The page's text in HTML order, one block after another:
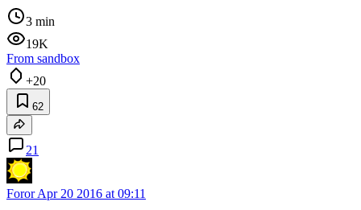
3 min
19K
From sandbox
+20
62
21
FororApr 20 2016 at 09:11